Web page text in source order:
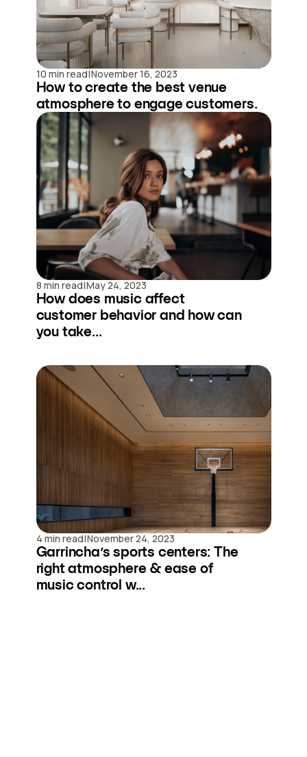
10 min read|November 16, 2023
How to create the best venue
atmosphere to engage customers.
8 min read|May 24, 2023
How does music affect
customer behavior and how can
you take...
4 min read|November 24, 2023
Garrincha’s sports centers: The
right atmosphere & ease of
music control w...